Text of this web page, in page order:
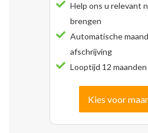
Help ons u relevant
brengen
Automatische
afschrijving
Looptijd 12 maanden
Kies voor